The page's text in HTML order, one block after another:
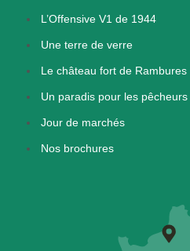
L’Offensive V1 de 1944
Une terre de verre
Le château fort de Rambures
Un paradis pour les pêcheurs
Jour de marchés
Nos brochures